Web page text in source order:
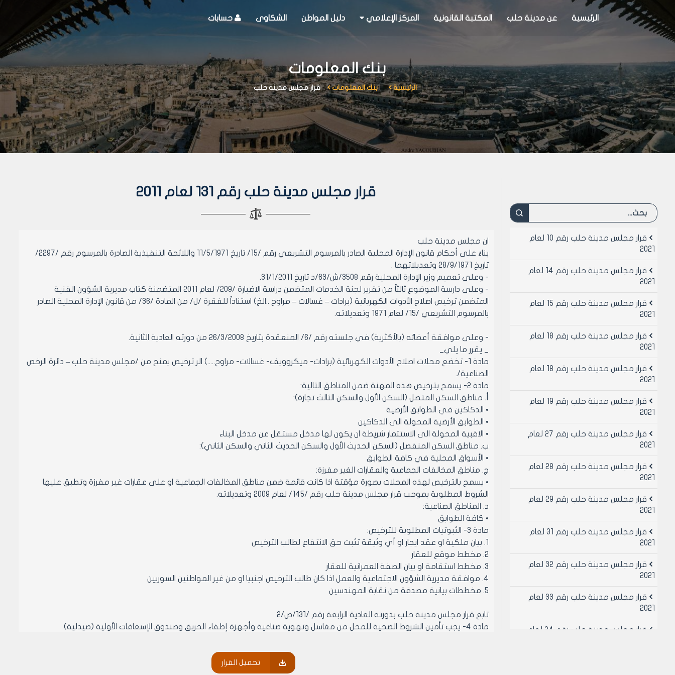
الرئيسية عن مدينة حلب المكتبة القانونية المركز الإعلامي دليل المواطن الشكاوى حسابات
بنك المعلومات
الرئيسية بنك المعلومات قرار مجلس مدينة حلب
قرار مجلس مدينة حلب رقم 131 لعام 2011
ان مجلس مدينة حلب
بناءً على أحكام قانون الإدارة المحلية الصادر بالمرسوم التشريعي رقم /15/ تاريخ 11/5/1971 واللائحة التنفيذية الصادرة بالمرسوم رقم /2297/
تاريخ 28/9/1971 وتعديلاتهما .
- وعلى تعميم وزير الإدارة المحلية رقم 3508/ش/63/د تاريخ 31/1/2011.
- وعلى دارسة الموضوع ثالثاً من تقرير لجنة الخدمات المتضمن دراسة الاضبارة /209/ لعام 2011 المتضمنة كتاب مديرية الشؤون الفنية
المتضمن ترخيص اصلاح الأدوات الكهربائية (برادات – غسالات – مراوح ..الخ) استناداً للفقرة /ل/ من المادة /36/ من قانون الإدارة المحلية الصادر
بالمرسوم التشريعي /15/ لعام 1971 وتعديلاته.
- وعلى موافقة أعضائه (بالأكثرية) في جلسته رقم /6/ المنعقدة بتاريخ 26/3/2008 من دورته العادية الثانية.
_ يقرر ما يلي_
مادة 1- تخضع محلات اصلاح الأدوات الكهربائية (برادات- ميكروويف- غسالات- مراوح.....) الر ترخيص يمنح من /مجلس مدينة حلب – دائرة الرخص
الصناعية/.
مادة 2- يسمح بترخيص هذه المهنة ضمن المناطق التالية:
‌أ. مناطق السكن المتصل (السكن الأول والسكن الثالث تجارة):
• الدكاكين في الطوابق الأرضية
• الطوابق الأرضية المحولة الى الدكاكين
• الاقبية المحولة الى الاستثمار شريطة ان يكون لها مدخل مستقل عن مدخل البناء
‌ب. مناطق السكن المنفصل (السكن الحديث الأول والسكن الحديث الثاني والسكن الثاني):
• الأسواق المحلية في كافة الطوابق
‌ج. مناطق المخالفات الجماعية والعقارات الغير مفرزة:
• يسمح بالترخيص لهذه المحلات بصورة مؤقتة اذا كانت قائمة ضمن مناطق المخالفات الجماعية او على عقارات غير مفرزة وتطبق عليها
الشروط المطلوبة بموجب قرار مجلس مدينة حلب رقم /145/ لعام 2009 وتعديلاته.
‌د. المناطق الصناعية:
• كافة الطوابق
مادة 3- الثبوتيات المطلوبة للترخيص:
1. بيان ملكية او عقد ايجار او أي وثيقة تثبت حق الانتفاع لطالب الترخيص
2. مخطط موقع للعقار
3. مخطط استقامة او بيان الصفة العمرانية للعقار
4. موافقة مديرية الشؤون الاجتماعية والعمل اذا كان طالب الترخيص اجنبيا او من غير المواطنين السوريين
5. مخططات بيانية مصدقة من نقابة المهندسين
تابع قرار مجلس مدينة حلب بدورته العادية الرابعة رقم /131/ص/2
مادة 4- يجب تأمين الشروط الصحية للمحل من مغاسل وتهوية صناعية وأجهزة إطفاء الحريق وصندوق الإسعافات الأولية (صيدلية).
او احدهم بعد تأمين كافة الوثائق المطلوبة لنقل الترخيص اصولا.
تحميل القرار
قرار مجلس مدينة حلب رقم 10 لعام
2021
قرار مجلس مدينة حلب رقم 14 لعام
2021
قرار مجلس مدينة حلب رقم 15 لعام
2021
قرار مجلس مدينة حلب رقم 18 لعام
2021
قرار مجلس مدينة حلب رقم 18 لعام
2021
قرار مجلس مدينة حلب رقم 19 لعام
2021
قرار مجلس مدينة حلب رقم 27 لعام
2021
قرار مجلس مدينة حلب رقم 28 لعام
2021
قرار مجلس مدينة حلب رقم 29 لعام
2021
قرار مجلس مدينة حلب رقم 31 لعام
2021
قرار مجلس مدينة حلب رقم 32 لعام
2021
قرار مجلس مدينة حلب رقم 33 لعام
2021
قرار مجلس مدينة حلب رقم 34 لعام